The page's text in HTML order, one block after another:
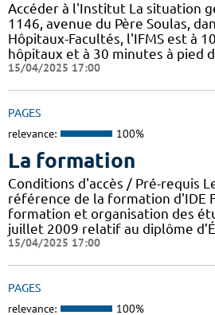
Accéder à l'Institut La situation
1146, avenue du Père Soulas,
Hôpitaux-Facultés, l'IFMS est à
hôpitaux et à 30 minutes à pied
15/04/2025 17:00
PAGES
relevance: 100%
La formation
Conditions d'accès / Pré-requis
référence de la formation d'IDE
formation et organisation des
juillet 2009 relatif au diplôme
15/04/2025 17:00
PAGES
relevance: 100%